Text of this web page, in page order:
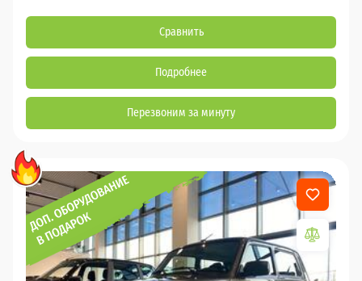
Сравнить
Подробнее
Перезвоним за минуту